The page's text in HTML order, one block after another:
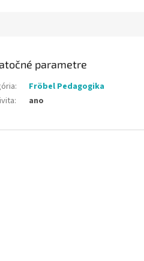
parametre
:
Fröbel Pedagogika
: ano